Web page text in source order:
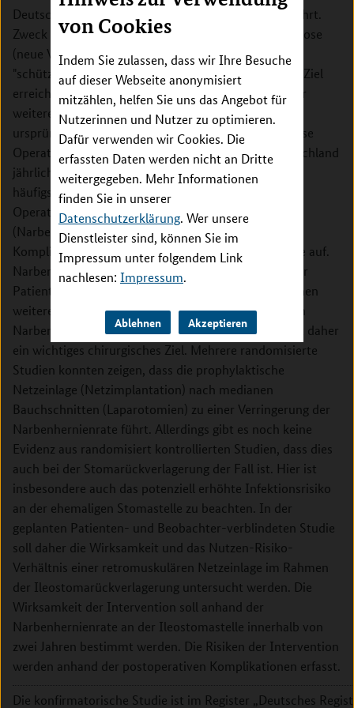
von Cookies
Indem Sie zulassen, dass wir Ihre Besuche
auf dieser Webseite anonymisiert
mitzählen, helfen Sie uns das Angebot für
Nutzerinnen und Nutzer zu optimieren.
Dafür verwenden wir Cookies. Die
erfassten Daten werden nicht an Dritte
weitergegeben. Mehr Informationen
finden Sie in unserer
Datenschutzerklärung. Wer unsere
Dienstleister sind, können Sie im
Impressum unter folgendem Link
nachlesen: Impressum.
Ablehnen Akzeptieren
Deutschland jährlich mehr als 15.000 Mal durchgeführt.
Zweck der Stomaanlage ist es, die Dickdarmanastomose
(neue Verbindung zwischen den Dickdarmenden) zu
"schützen", damit diese abheilen kann. Sobald dieses Ziel
erreicht ist, wird das doppelläufige Ileostoma in einer
weiteren Operation zurückverlegt und somit der
ursprüngliche Verdauungsweg wiederhergestellt. Diese
Operation (Ileostomarückverlagerung) wird in Deutschland
jährlich mehr als 11.500 Mal durchgeführt. Eine der
häufigsten langfristigen Komplikationen nach dieser
Operation ist die Ausbildung einer Narbenhernie
(Narbenbruch) an der ehemaligen Stomastelle. Diese
Komplikation tritt in bis zu in einem Drittel aller Fälle auf.
Narbenbrüche beeinträchtigen die Lebensqualität der
Patienten, verursachen zusätzliche Kosten und machen
weitere Operationen notwendig. Die Vermeidung von
Narbenhernien nach Ileostomarückverlagerungen ist daher
ein wichtiges chirurgisches Ziel. Mehrere randomisierte
Studien konnten zeigen, dass die prophylaktische
Netzeinlage (Netzimplantation) nach medianen
Bauchschnitten (Laparotomien) zu einer Verringerung der
Narbenhernienrate führt. Allerdings gibt es noch keine
Evidenz aus randomisiert kontrollierten Studien, dass dies
auch bei der Stomarückverlagerung der Fall ist. Hier ist
insbesondere auch das potenziell erhöhte Infektionsrisiko
an der ehemaligen Stomastelle zu beachten. In der
geplanten Patienten- und Beobachter-verblindeten Studie
soll daher die Wirksamkeit und das Nutzen-Risiko-
Verhältnis einer retromuskulären Netzeinlage im Rahmen
der Ileostomarückverlagerung untersucht werden. Die
Wirksamkeit der Intervention soll anhand der
Narbenhernienrate an der Ileostomastelle innerhalb von
zwei Jahren bestimmt werden. Die Risiken der Intervention
werden anhand der postoperativen Komplikationen erfasst.
Die konfirmatorische Studie ist im Register „Deutsches